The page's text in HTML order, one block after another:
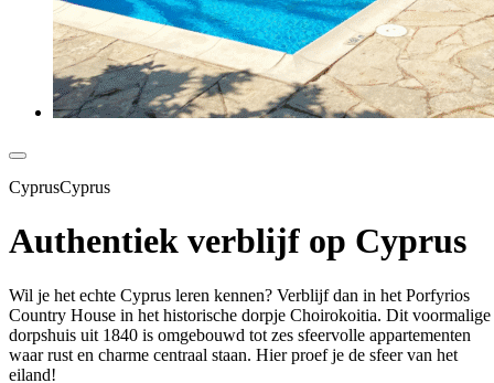
CyprusCyprus
Authentiek verblijf op Cyprus
Wil je het echte Cyprus leren kennen? Verblijf dan in het Porfyrios
Country House in het historische dorpje Choirokoitia. Dit voormalige
dorpshuis uit 1840 is omgebouwd tot zes sfeervolle appartementen
waar rust en charme centraal staan. Hier proef je de sfeer van het
eiland!